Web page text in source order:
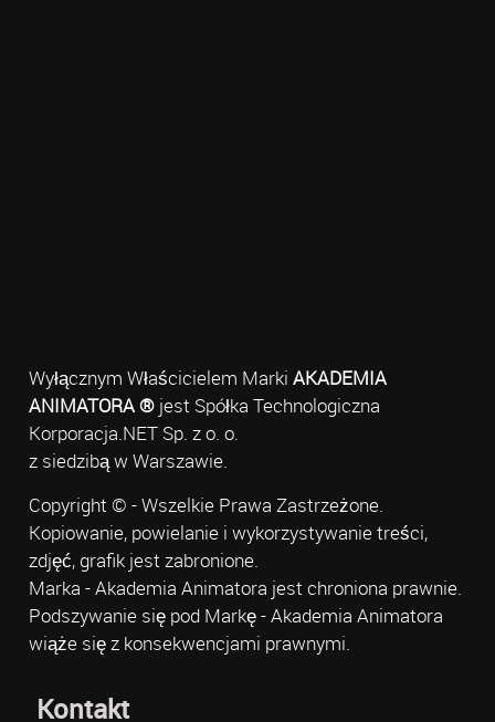
Wyłącznym Właścicielem Marki AKADEMIA
ANIMATORA ®jest Spółka Technologiczna
Korporacja.NET Sp. z o. o.
z siedzibą w Warszawie.
Copyright © - Wszelkie Prawa Zastrzeżone.
Kopiowanie, powielanie i wykorzystywanie treści,
zdjęć, grafik jest zabronione.
Marka - Akademia Animatora jest chroniona prawnie.
Podszywanie się pod Markę - Akademia Animatora
wiąże się z konsekwencjami prawnymi.
Kontakt